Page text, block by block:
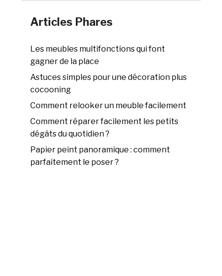
Articles Phares
Les meubles multifonctions qui font
gagner de la place
Astuces simples pour une décoration plus
cocooning
Comment relooker un meuble facilement
Comment réparer facilement les petits
dégâts du quotidien ?
Papier peint panoramique : comment
parfaitement le poser ?